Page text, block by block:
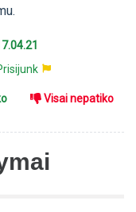
Visai nepatiko